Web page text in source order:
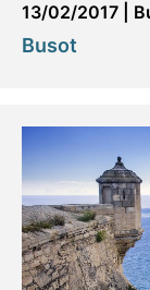
13/02/2017
Busot